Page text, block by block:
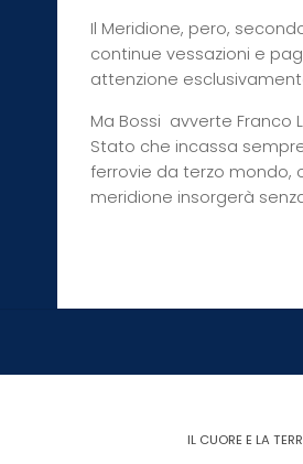
Il Meridione, pero,
continue vessazioni e
attenzione
Ma Bossi  avverte
Stato che incassa
ferrovie da terzo mondo,
meridione insorgerà
IL CUORE E LA